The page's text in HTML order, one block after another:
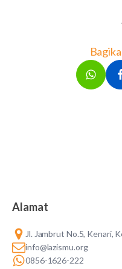
Alamat
Jl. Jambrut No.5, Kenari,
info@lazismu.org
0856-1626-222